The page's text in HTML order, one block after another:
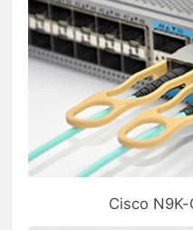
Cisco N9K-